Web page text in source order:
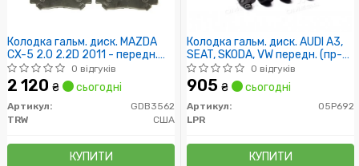
Колодка гальм. диск. MAZDA
CX-5 2.0 2.2D 2011 - передн.
(пр-во TRW)
0 відгуків
2 120 ₴ сьогодні
Артикул:
GDB3562
TRW
США
КУПИТИ
Колодка гальм. диск. AUDI A3,
SEAT, SKODA, VW передн. (пр-
во LPR)
0 відгуків
905 ₴ сьогодні
Артикул:
05P692
LPR
КУПИТИ